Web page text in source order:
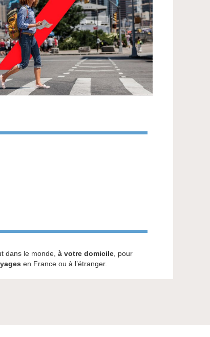
dans le monde, à votre domicile, pour
en France ou à l’étranger.